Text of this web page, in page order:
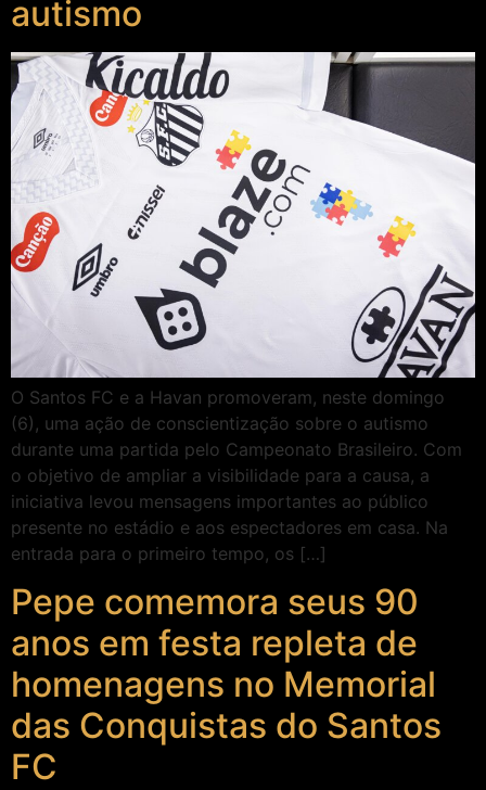
autismo
O Santos FC e a Havan promoveram, neste domingo
(6), uma ação de conscientização sobre o autismo
durante uma partida pelo Campeonato Brasileiro. Com
o objetivo de ampliar a visibilidade para a causa, a
iniciativa levou mensagens importantes ao público
presente no estádio e aos espectadores em casa. Na
entrada para o primeiro tempo, os […]
Pepe comemora seus 90
anos em festa repleta de
homenagens no Memorial
das Conquistas do Santos
FC